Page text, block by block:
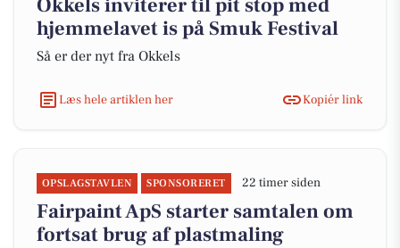
Okkels inviterer til pit stop med
hjemmelavet is på Smuk Festival
Så er der nyt fra Okkels
Læs hele artiklen her Kopiér link
OPSLAGSTAVLEN SPONSORERET 22 timer siden
Fairpaint ApS starter samtalen om
fortsat brug af plastmaling